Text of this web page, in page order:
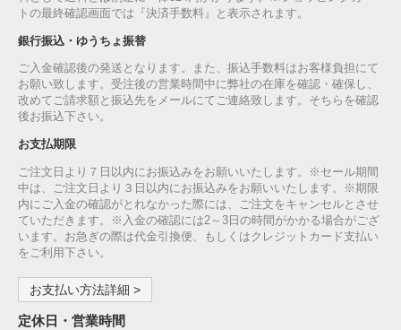
トの最終確認画面では『決済手数料』と表示されます。
銀行振込・ゆうちょ振替
ご入金確認後の発送となります。また、振込手数料はお客様負担にて
お願い致します。受注後の営業時間中に弊社の在庫を確認・確保し、
改めてご請求額と振込先をメールにてご連絡致します。そちらを確認
後お振込下さい。
お支払期限
ご注文日より７日以内にお振込みをお願いいたします。※セール期間
中は、ご注文日より３日以内にお振込みをお願いいたします。※期限
内にご入金の確認がとれなかった際には、ご注文をキャンセルとさせ
ていただきます。※入金の確認には2～3日の時間がかかる場合がござ
います。お急ぎの際は代金引換便、もしくはクレジットカード支払い
をご利用下さい。
お支払い方法詳細 >
定休日・営業時間